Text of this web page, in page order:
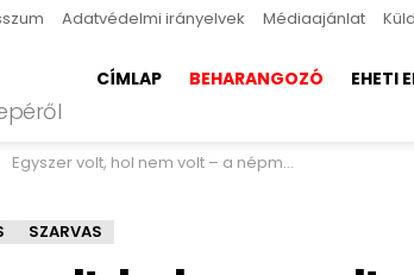
Adatvédelmi irányelvek Médiaajánlat
CÍMLAP BEHARANGOZÓ EHETI
Egyszer volt, hol nem volt – a népmese napja a Gyakorlóban
SZARVAS